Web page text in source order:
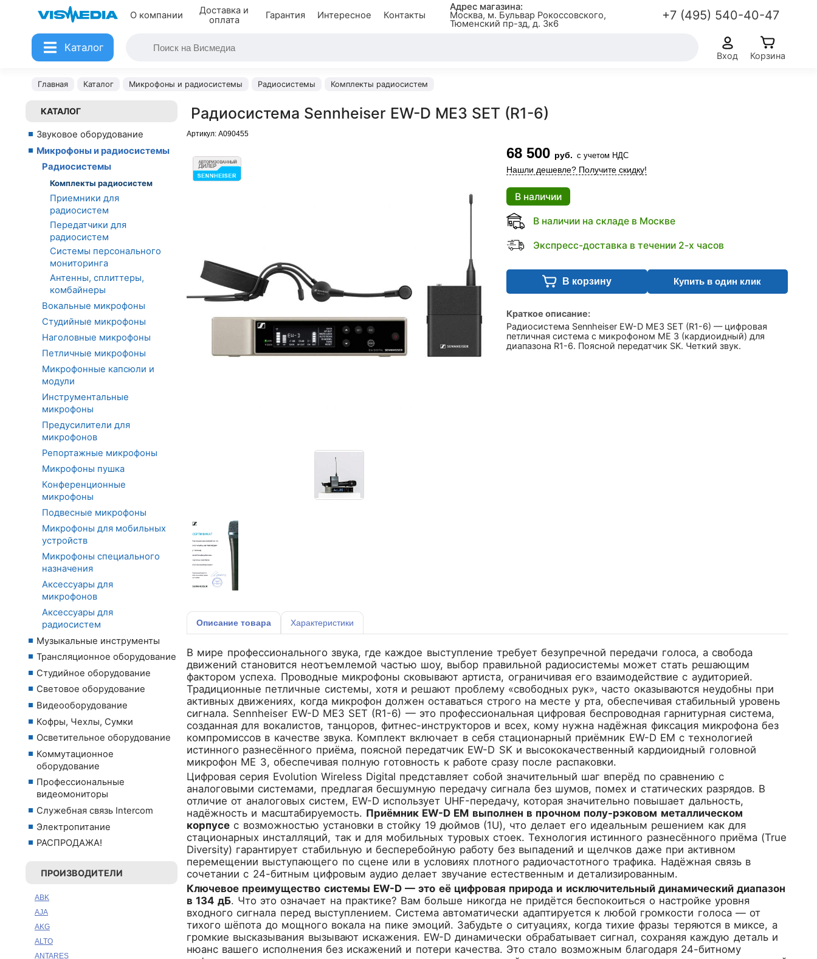
О компании
Доставка и
оплата
Гарантия Интересное Контакты
Адрес магазина:
Москва, м. Бульвар Рокоссовского,
Тюменский пр-зд, д. 3к6
+7 (495) 540-40-47
Каталог
Вход Корзина
Главная Каталог Микрофоны и радиосистемы Радиосистемы Комплекты радиосистем
КАТАЛОГ
Звуковое оборудование
Микрофоны и радиосистемы
Радиосистемы
Комплекты радиосистем
Приемники для
радиосистем
Передатчики для
радиосистем
Системы персонального
мониторинга
Антенны, сплиттеры,
комбайнеры
Вокальные микрофоны
Студийные микрофоны
Наголовные микрофоны
Петличные микрофоны
Микрофонные капсюли и
модули
Инструментальные
микрофоны
Предусилители для
микрофонов
Репортажные микрофоны
Микрофоны пушка
Конференционные
микрофоны
Подвесные микрофоны
Микрофоны для мобильных
устройств
Микрофоны специального
назначения
Аксессуары для
микрофонов
Аксессуары для
радиосистем
Музыкальные инструменты
Трансляционное оборудование
Студийное оборудование
Световое оборудование
Видеооборудование
Кофры, Чехлы, Сумки
Осветительное оборудование
Коммутационное
оборудование
Профессиональные
видеомониторы
Служебная связь Intercom
Электропитание
РАСПРОДАЖА!
ПРОИЗВОДИТЕЛИ
ABK
AJA
AKG
ALTO
ANTARES
Радиосистема Sennheiser EW-D ME3 SET (R1-6)
Артикул: A090455
68 500 руб. с учетом НДС
Нашли дешевле? Получите скидку!
В наличии
В наличии на складе в Москве
Экспресс-доставка в течении 2-х часов
В корзину Купить в один клик
Краткое описание:
Радиосистема Sennheiser EW-D ME3 SET (R1-6) — цифровая
петличная система с микрофоном ME 3 (кардиоидный) для
диапазона R1-6. Поясной передатчик SK. Четкий звук.
Описание товара Характеристики
В мире профессионального звука, где каждое выступление требует безупречной передачи голоса, а свобода
движений становится неотъемлемой частью шоу, выбор правильной радиосистемы может стать решающим
фактором успеха. Проводные микрофоны сковывают артиста, ограничивая его взаимодействие с аудиторией.
Традиционные петличные системы, хотя и решают проблему «свободных рук», часто оказываются неудобны при
активных движениях, когда микрофон должен оставаться строго на месте у рта, обеспечивая стабильный уровень
сигнала. Sennheiser EW-D ME3 SET (R1-6) — это профессиональная цифровая беспроводная гарнитурная система,
созданная для вокалистов, танцоров, фитнес-инструкторов и всех, кому нужна надёжная фиксация микрофона без
компромиссов в качестве звука. Комплект включает в себя стационарный приёмник EW-D EM с технологией
истинного разнесённого приёма, поясной передатчик EW-D SK и высококачественный кардиоидный головной
микрофон ME 3, обеспечивая полную готовность к работе сразу после распаковки.
Цифровая серия Evolution Wireless Digital представляет собой значительный шаг вперёд по сравнению с
аналоговыми системами, предлагая бесшумную передачу сигнала без шумов, помех и статических разрядов. В
отличие от аналоговых систем, EW-D использует UHF-передачу, которая значительно повышает дальность,
надёжность и масштабируемость. Приёмник EW-D EM выполнен в прочном полу-рэковом металлическом
корпусе с возможностью установки в стойку 19 дюймов (1U), что делает его идеальным решением как для
стационарных инсталляций, так и для мобильных туровых стоек. Технология истинного разнесённого приёма (True
Diversity) гарантирует стабильную и бесперебойную работу без выпадений и щелчков даже при активном
перемещении выступающего по сцене или в условиях плотного радиочастотного трафика. Надёжная связь в
сочетании с 24-битным цифровым аудио делает звучание естественным и детализированным.
Ключевое преимущество системы EW-D — это её цифровая природа и исключительный динамический диапазон
в 134 дБ. Что это означает на практике? Вам больше никогда не придётся беспокоиться о настройке уровня
входного сигнала перед выступлением. Система автоматически адаптируется к любой громкости голоса — от
тихого шёпота до мощного вокала на пике эмоций. Забудьте о ситуациях, когда тихие фразы теряются в миксе, а
громкие высказывания вызывают искажения. EW-D динамически обрабатывает сигнал, сохраняя каждую деталь и
нюанс вашего исполнения без искажений и потери качества. Это стало возможным благодаря 24-битному